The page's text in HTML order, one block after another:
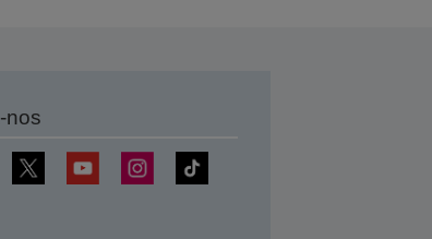
nos